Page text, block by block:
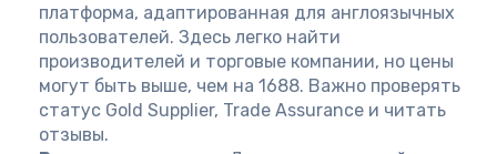
платформа, адаптированная для англоязычных
пользователей. Здесь легко найти
производителей и торговые компании, но цены
могут быть выше, чем на 1688. Важно проверять
статус Gold Supplier, Trade Assurance и читать
отзывы.